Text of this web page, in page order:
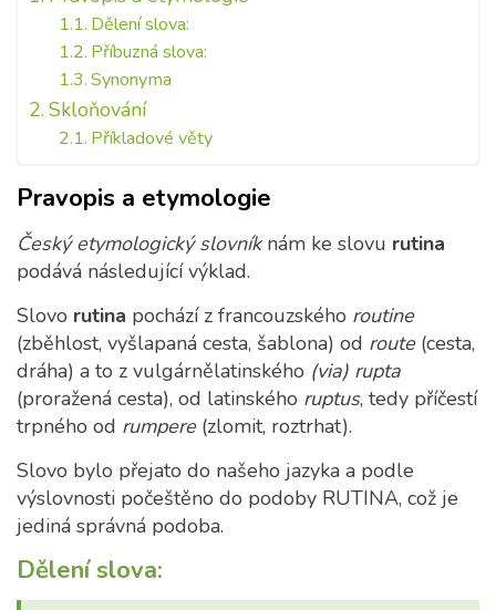
Dělení slova:
Příbuzná slova:
Synonyma
Skloňování
Příkladové věty
Pravopis a etymologie
Český etymologický slovníknám ke slovu rutina
podává následující výklad.
Slovo rutina pochází z francouzského routine
(zběhlost, vyšlapaná cesta, šablona) od route(cesta,
dráha) a to z vulgárnělatinského (via) rupta
(proražená cesta), od latinského ruptus, tedy příčestí
trpného od rumpere(zlomit, roztrhat).
Slovo bylo přejato do našeho jazyka a podle
výslovnosti počeštěno do podoby RUTINA, což je
jediná správná podoba.
Dělení slova: